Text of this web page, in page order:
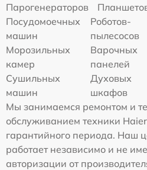
Парогенераторов
Посудомоечных
машин
Роботов-
пылесосов
Морозильных
камер
Варочных
панелей
Сушильных
машин
Духовых
шкафов
Мы занимаемся ремонтом и
обслуживанием техники
гарантийного периода. Наш
работает независимо и не
авторизации от